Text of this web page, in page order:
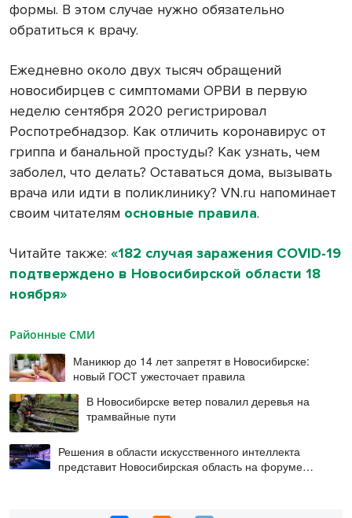
формы. В этом случае нужно обязательно
обратиться к врачу.
Ежедневно около двух тысяч обращений
новосибирцев с симптомами ОРВИ в первую
неделю сентября 2020 регистрировал
Роспотребнадзор. Как отличить коронавирус от
гриппа и банальной простуды? Как узнать, чем
заболел, что делать? Оставаться дома, вызывать
врача или идти в поликлинику? VN.ru напоминает
своим читателям основные правила.
Читайте также: «182 случая заражения COVID-19
подтверждено в Новосибирской области 18
ноября»
Районные СМИ
Маникюр до 14 лет запретят в Новосибирске:
новый ГОСТ ужесточает правила
В Новосибирске ветер повалил деревья на
трамвайные пути
Решения в области искусственного интеллекта
представит Новосибирская область на форуме